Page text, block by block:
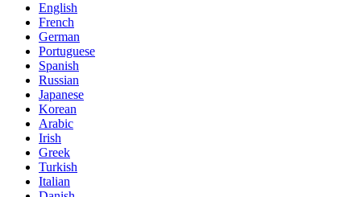
English
French
German
Portuguese
Spanish
Russian
Japanese
Korean
Arabic
Irish
Greek
Turkish
Italian